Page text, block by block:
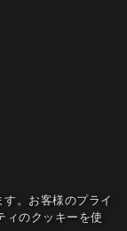
。お客様のプライ
ィのクッキーを使